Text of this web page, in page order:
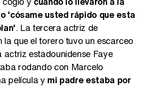
'cósame usted rápido que esta
. La tercera actriz de
la que el torero tuvo un escarceo
actriz estadounidense Faye
rodando con Marcelo
película y mi padre estaba por